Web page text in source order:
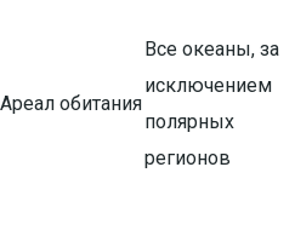
Ареал обитания
Все океаны, за
исключением
полярных
регионов